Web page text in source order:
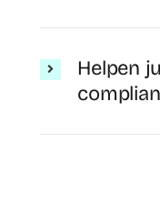
Helpen